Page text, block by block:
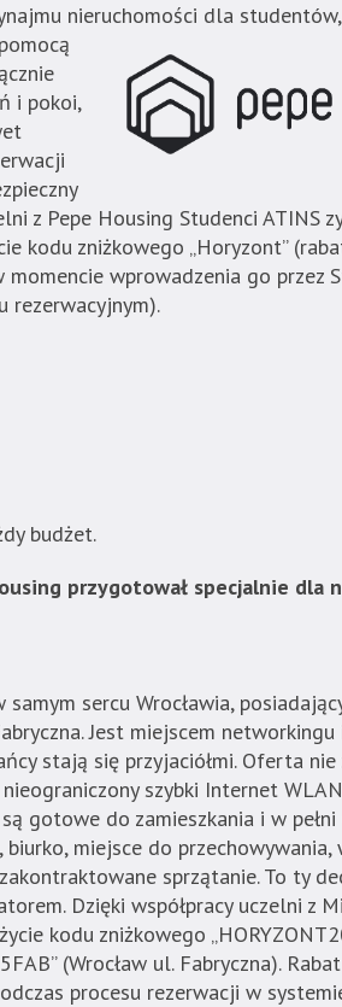
nieruchomości dla
i pokoi,
z Pepe Housing Studenci ATINS
kodu zniżkowego „Horyzont”
wprowadzenia go przez
rezerwacyjnym).
budżet.
przygotował specjalnie dla
samym sercu Wrocławia,
Jest miejscem networkingu
stają się przyjaciółmi. Oferta
szybki Internet
gotowe do zamieszkania i w
miejsce do przechowywania,
sprzątanie. To ty
Dzięki współpracy uczelni z
kodu zniżkowego
(Wrocław ul. Fabryczna).
procesu rezerwacji w